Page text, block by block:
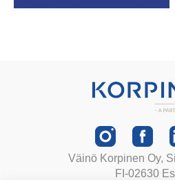
Väinö Korpinen Oy,
FI-02630